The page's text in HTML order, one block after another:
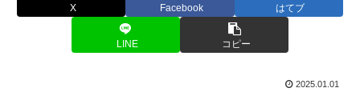
X Facebook はてブ
LINE コピー
2025.01.01